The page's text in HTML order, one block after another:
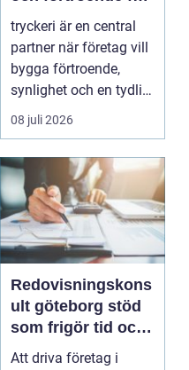
ditt företag
tryckeri är en central
partner när företag vill
bygga förtroende,
synlighet och en tydlig
profil i a...
08 juli 2026
Redovisningskons
ult göteborg stöd
som frigör tid och
skapar kontroll
Att driva företag i